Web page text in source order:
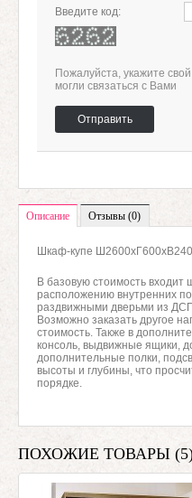
Введите код:
Пожалуйста, укажите
могли связаться с Вами
Отправить
Описание Отзывы (0)
Шкаф-купе
В базовую стоимость входит
расположению внутренних
раздвижными дверьми из
Возможно заказать другое
стоимость. Также в
консоль, выдвижные ящики,
дополнительные полки,
высоты и глубины, что
порядке.
ПОХОЖИЕ ТОВАРЫ